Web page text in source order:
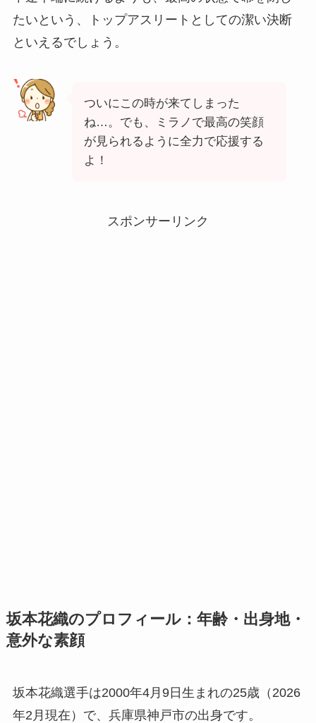
たいという、トップアスリートとしての潔い決断
といえるでしょう。
ついにこの時が来てしまった
ね…。でも、ミラノで最高の笑顔
が見られるように全力で応援する
よ！
スポンサーリンク
坂本花織のプロフィール：年齢・出身地・
意外な素顔
坂本花織選手は2000年4月9日生まれの25歳（2026
年2月現在）で、兵庫県神戸市の出身です。